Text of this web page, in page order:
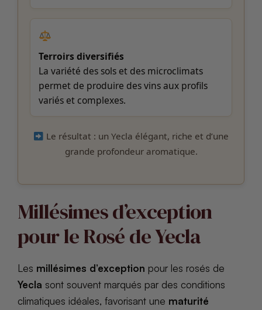
Terroirs diversifiés
La variété des sols et des microclimats
permet de produire des vins aux profils
variés et complexes.
Le résultat : un Yecla élégant, riche et d’une
grande profondeur aromatique.
Millésimes d’exception
pour le Rosé de Yecla
Les millésimes d’exception pour les rosés de
Yecla sont souvent marqués par des conditions
climatiques idéales, favorisant une maturité